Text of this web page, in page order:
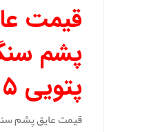
قیمت
پشم
پتویی 5 سانت
قیمت عایق پشم